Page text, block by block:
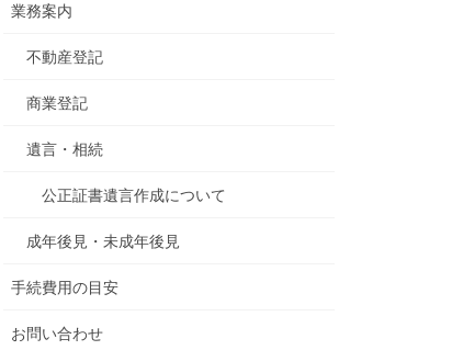
業務案内
不動産登記
商業登記
遺言・相続
公正証書遺言作成について
成年後見・未成年後見
手続費用の目安
お問い合わせ